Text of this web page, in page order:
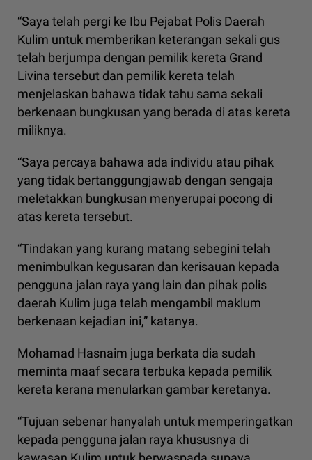
“Saya telah pergi ke Ibu Pejabat Polis Daerah
Kulim untuk memberikan keterangan sekali gus
telah berjumpa dengan pemilik kereta Grand
Livina tersebut dan pemilik kereta telah
menjelaskan bahawa tidak tahu sama sekali
berkenaan bungkusan yang berada di atas kereta
miliknya.
“Saya percaya bahawa ada individu atau pihak
yang tidak bertanggungjawab dengan sengaja
meletakkan bungkusan menyerupai pocong di
atas kereta tersebut.
“Tindakan yang kurang matang sebegini telah
menimbulkan kegusaran dan kerisauan kepada
pengguna jalan raya yang lain dan pihak polis
daerah Kulim juga telah mengambil maklum
berkenaan kejadian ini,” katanya.
Mohamad Hasnaim juga berkata dia sudah
meminta maaf secara terbuka kepada pemilik
kereta kerana menularkan gambar keretanya.
“Tujuan sebenar hanyalah untuk memperingatkan
kepada pengguna jalan raya khususnya di